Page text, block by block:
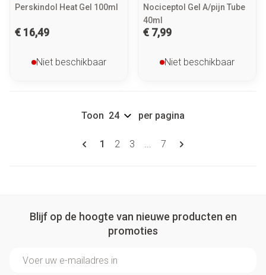
Perskindol Heat Gel 100ml
€ 16,49
Niet beschikbaar
Nociceptol Gel A/pijn Tube
40ml
€ 7,99
Niet beschikbaar
Pagina's
U lees momenteel pagina
1 Pagina
2 Pagina
3 ... Pagina
7
Toon per pagina
Blijf op de hoogte van nieuwe producten en
promoties